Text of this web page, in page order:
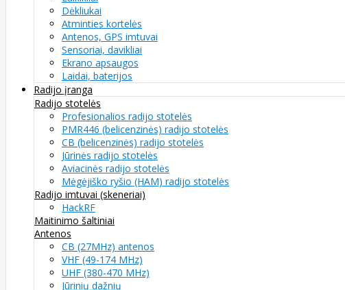
Dėkliukai
Atminties kortelės
Antenos, GPS imtuvai
Sensoriai, davikliai
Ekrano apsaugos
Laidai, baterijos
Radijo įranga
Radijo stotelės
Profesionalios radijo stotelės
PMR446 (belicenzinės) radijo stotelės
CB (belicenzinės) radijo stotelės
Jūrinės radijo stotelės
Aviacinės radijo stotelės
Mėgėjiško ryšio (HAM) radijo stotelės
Radijo imtuvai (skeneriai)
HackRF
Maitinimo šaltiniai
Antenos
CB (27MHz) antenos
VHF (49-174 MHz)
UHF (380-470 MHz)
Jūrinių dažnių